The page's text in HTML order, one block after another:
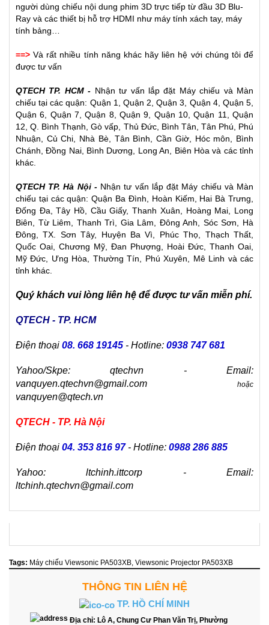
người dùng chiếu nội dung phim 3D trực tiếp từ đầu 3D Blu-
Ray và các thiết bị hỗ trợ HDMI như máy tính xách tay, máy
tính bảng…
==> Và rất nhiều tính năng khác hãy liên hệ với chúng tôi để
được tư vấn
QTECH TP. HCM - Nhận tư vấn lắp đặt Máy chiếu và Màn
chiếu tại các quận: Quận 1, Quận 2, Quận 3, Quận 4, Quận 5,
Quận 6, Quận 7, Quận 8, Quận 9, Quận 10, Quận 11, Quận
12, Q. Bình Thạnh, Gò vấp, Thủ Đức, Bình Tân, Tân Phú, Phú
Nhuận, Củ Chi, Nhà Bè, Tân Bình, Cần Giờ, Hóc môn, Bình
Chánh, Đồng Nai, Bình Dương, Long An, Biên Hòa và các tỉnh
khác.
QTECH TP. Hà Nội - Nhận tư vấn lắp đặt Máy chiếu và Màn
chiếu tại các quận: Quận Ba Đình, Hoàn Kiếm, Hai Bà Trưng,
Đống Đa, Tây Hồ, Cầu Giấy, Thanh Xuân, Hoàng Mai, Long
Biên, Từ Liêm, Thanh Trì, Gia Lâm, Đông Anh, Sóc Sơn, Hà
Đông, TX. Sơn Tây, Huyện Ba Vì, Phúc Thọ, Thạch Thất,
Quốc Oai, Chương Mỹ, Đan Phượng, Hoài Đức, Thanh Oai,
Mỹ Đức, Ưng Hòa, Thường Tín, Phú Xuyên, Mê Linh và các
tỉnh khác.
Quý khách vui lòng liên hệ để được tư vấn miễn phí.
QTECH - TP. HCM
Điện thoại 08. 668 19145 - Hotline: 0938 747 681
Yahoo/Skpe: qtechvn - Email:
vanquyen.qtechvn@gmail.com
hoặc
vanquyen@qtech.vn
QTECH - TP. Hà Nội
Điện thoại 04. 353 816 97- Hotline: 0988 286 885
Yahoo: ltchinh.ittcorp - Email:
ltchinh.qtechvn@gmail.com
Tags: Máy chiếu Viewsonic PA503XB, Viewsonic Projector PA503XB
THÔNG TIN LIÊN HỆ
TP. HỒ CHÍ MINH
Địa chỉ: Lô A, Chung Cư Phan Văn Trị, Phường